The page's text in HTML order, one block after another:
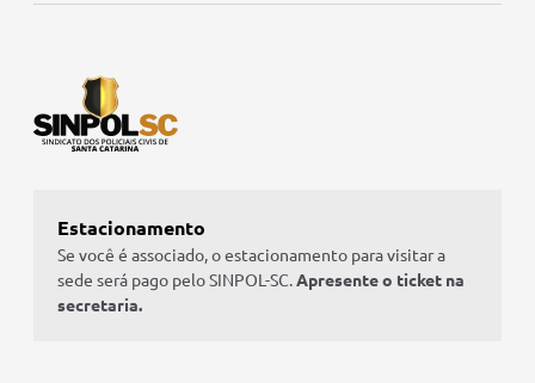
Estacionamento
Se você é associado, o estacionamento para visitar a
sede será pago pelo SINPOL-SC.Apresente o ticket na
secretaria.